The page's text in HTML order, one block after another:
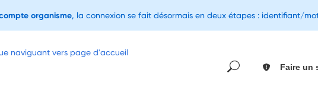
Faire un
organisme, la connexion se fait désormais en deux étapes : identifiant/